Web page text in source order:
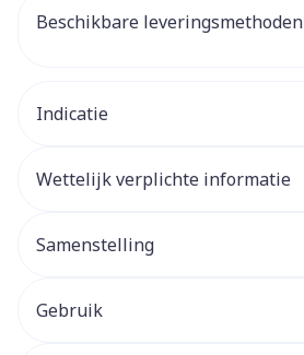
Beschikbare leveringsmethoden
Indicatie
Wettelijk verplichte informatie
Samenstelling
Gebruik